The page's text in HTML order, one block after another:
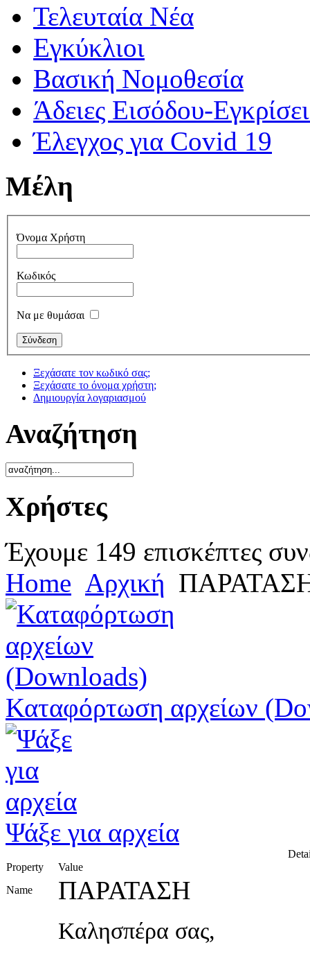
Τελευταία Νέα
Εγκύκλιοι
Βασική Νομοθεσία
Άδειες Εισόδου-
Έλεγχος για Covid 19
Μέλη
Όνομα Χρήστη
Κωδικός
Να με θυμάσαι
Ξεχάσατε τον κωδικό σας;
Ξεχάσατε το όνομα χρήστη;
Δημιουργία λογαριασμού
Αναζήτηση
Χρήστες
Έχουμε 149 επισκέπτες
Home Αρχική
Καταφόρτωση αρχείων
Ψάξε για αρχεία
Property
Value
Name
ΠΑΡΑΤΑΣΗ
Καλησπέρα σας,